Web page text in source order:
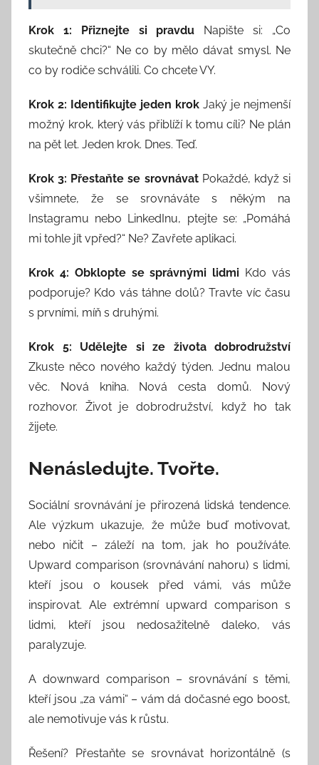
Krok 1: Přiznejte si pravdu Napište si: „Co
skutečně chci?“ Ne co by mělo dávat smysl. Ne
co by rodiče schválili. Co chcete VY.
Krok 2: Identifikujte jeden krok Jaký je nejmenší
možný krok, který vás přiblíží k tomu cíli? Ne plán
na pět let. Jeden krok. Dnes. Teď.
Krok 3: Přestaňte se srovnávatPokaždé, když si
všimnete, že se srovnáváte s někým na
Instagramu nebo LinkedInu, ptejte se: „Pomáhá
mi tohle jít vpřed?“ Ne? Zavřete aplikaci.
Krok 4: Obklopte se správnými lidmi Kdo vás
podporuje? Kdo vás táhne dolů? Travte víc času
s prvními, míň s druhými.
Krok 5: Udělejte si ze života dobrodružství
Zkuste něco nového každý týden. Jednu malou
věc. Nová kniha. Nová cesta domů. Nový
rozhovor. Život je dobrodružství, když ho tak
žijete.
Nenásledujte. Tvořte.
Sociální srovnávání je přirozená lidská tendence.
Ale výzkum ukazuje, že může buď motivovat,
nebo ničit – záleží na tom, jak ho používáte.
Upward comparison (srovnávání nahoru) s lidmi,
kteří jsou o kousek před vámi, vás může
inspirovat. Ale extrémní upward comparison s
lidmi, kteří jsou nedosažitelně daleko, vás
paralyzuje.
A downward comparison – srovnávání s těmi,
kteří jsou „za vámi“ – vám dá dočasné ego boost,
ale nemotivuje vás k růstu.
Řešení? Přestaňte se srovnávat horizontálně (s